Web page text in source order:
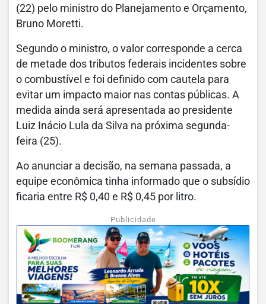
(22) pelo ministro do Planejamento e Orçamento,
Bruno Moretti.
Segundo o ministro, o valor corresponde a cerca
de metade dos tributos federais incidentes sobre
o combustível e foi definido com cautela para
evitar um impacto maior nas contas públicas. A
medida ainda será apresentada ao presidente
Luiz Inácio Lula da Silva na próxima segunda-
feira (25).
Ao anunciar a decisão, na semana passada, a
equipe econômica tinha informado que o subsídio
ficaria entre R$ 0,40 e R$ 0,45 por litro.
Publicidade